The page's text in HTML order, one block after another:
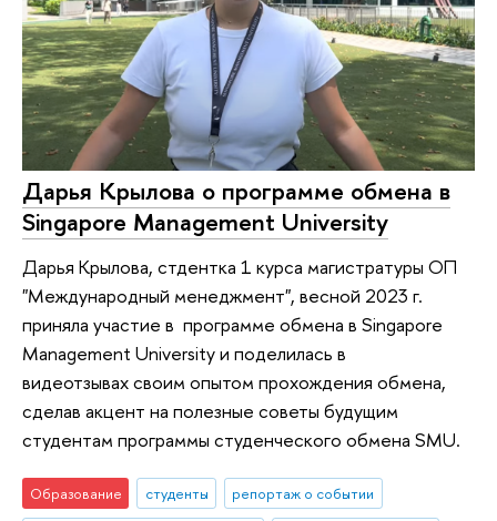
Дарья Крылова о программе обмена в
Singapore Management University
Дарья Крылова, стдентка 1 курса магистратуры ОП
"Международный менеджмент", весной 2023 г.
приняла участие в программе обмена в Singapore
Management University и поделилась в
видеотзывах своим опытом прохождения обмена,
сделав акцент на полезные советы будущим
студентам программы студенческого обмена SMU.
Образование студенты
репортаж о событии